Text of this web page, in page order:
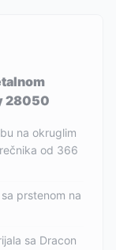
28050
na okruglim
od 366
prstenom na
sa Dracon